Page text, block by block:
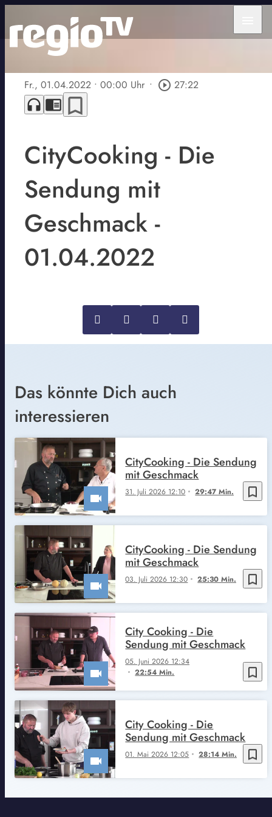
Fr., 01.04.2022 • 00:00 Uhr • play_circle_outline 27:22
headphones chrome_reader_mode bookmark_border
CityCooking - Die
Sendung mit
Geschmack -
01.04.2022
Das könnte Dich auch
interessieren
bookmark_border
31. Juli 2026 12:10 29:47 Min.
CityCooking - Die Sendung
mit Geschmack
bookmark_border
03. Juli 2026 12:30 25:30 Min.
CityCooking - Die Sendung
mit Geschmack
bookmark_border
05. Juni 2026 12:34
22:54 Min.
City Cooking - Die
Sendung mit Geschmack
bookmark_border
01. Mai 2026 12:05 28:14 Min.
City Cooking - Die
Sendung mit Geschmack